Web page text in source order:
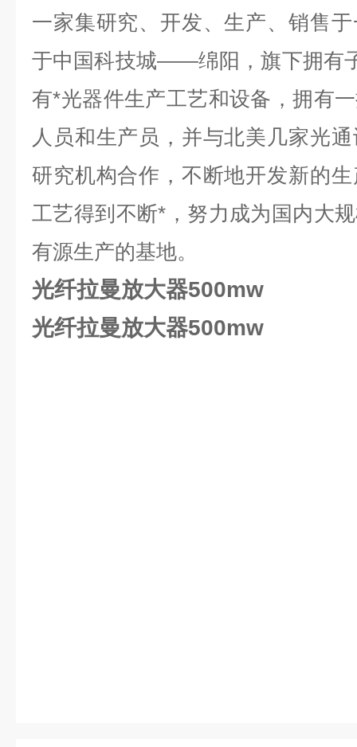
一家集研究、开发、生产、销售
于中国科技城——绵阳，旗下拥有
有*光器件生产工艺和设备，拥有
人员和生产员，并与北美几家光
研究机构合作，不断地开发新的
工艺得到不断*，努力成为国内大
有源生产的基地。
光纤拉曼放大器500mw
光纤拉曼放大器500mw